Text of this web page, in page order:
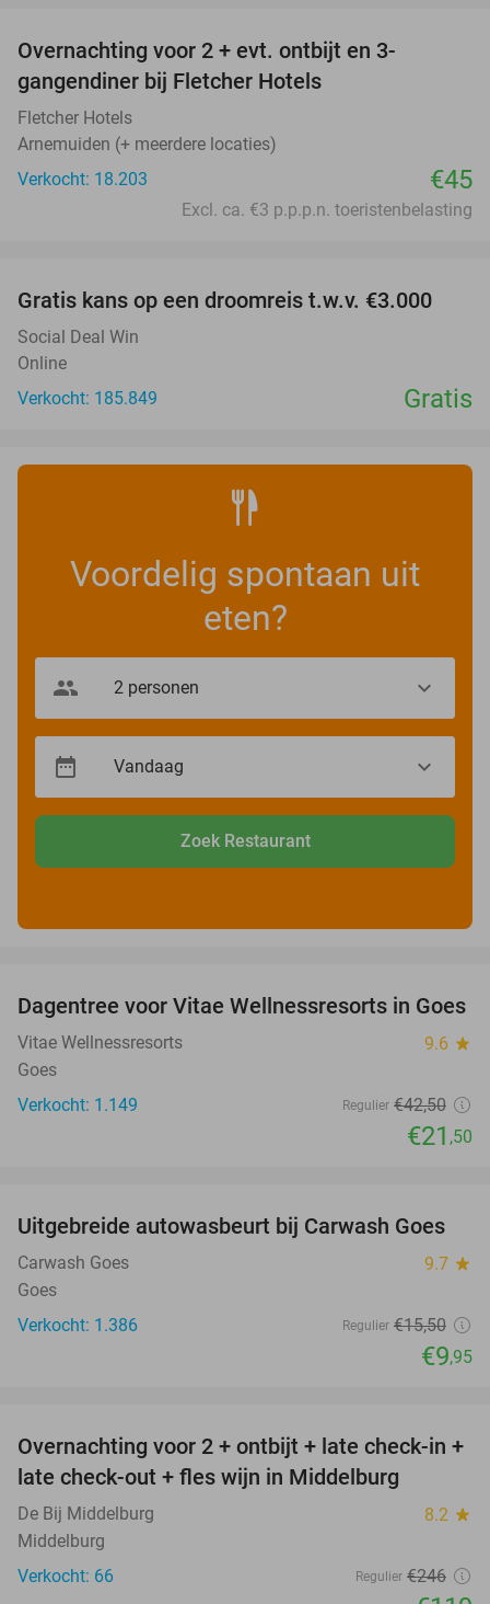
Overnachting voor 2 + evt. ontbijt en 3-
gangendiner bij Fletcher Hotels
Fletcher Hotels
Arnemuiden (+ meerdere locaties)
Verkocht: 18.203
€45
Excl. ca. €3 p.p.p.n. toeristenbelasting
Gratis kans op een droomreis t.w.v. €3.000
Social Deal Win
Online
Verkocht: 185.849
Gratis
Voordelig spontaan uit
eten?
Zoek Restaurant
49%
Dagentree voor Vitae Wellnessresorts in Goes
Vitae Wellnessresorts 9.6 star
Goes
Verkocht: 1.149
Regulier €42,50
€21 ,50
36%
Uitgebreide autowasbeurt bij Carwash Goes
Carwash Goes 9.7 star
Goes
Verkocht: 1.386
Regulier €15,50
€9,95
52%
Overnachting voor 2 + ontbijt + late check-in +
late check-out + fles wijn in Middelburg
De Bij Middelburg 8.2 star
Middelburg
Verkocht: 66
Regulier €246